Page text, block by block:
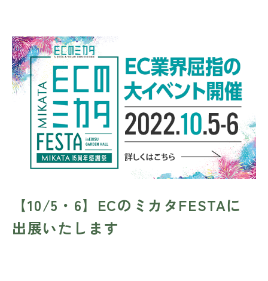
【10/5・6】ECのミカタFESTAに
出展いたします